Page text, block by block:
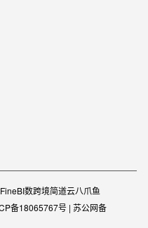
FineBI数跨境简道云八爪鱼
备18065767号 | 苏公网备